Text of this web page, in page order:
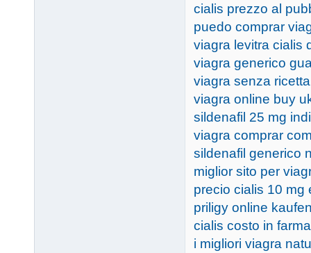
cialis prezzo al
puedo comprar
viagra levitra cialis
viagra generico
viagra senza
viagra online buy
sildenafil 25 mg
viagra comprar
sildenafil generico
miglior sito per
precio cialis 10 mg
priligy online
cialis costo in
i migliori viagra